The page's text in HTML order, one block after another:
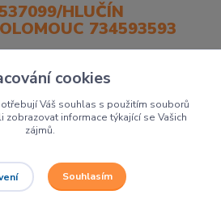
HLUČÍN
734593593
čtyřkolek a skútrů na Severní Moravě to je
cookies
Váš souhlas s použitím souborů
zobrazovat informace týkající se Vašich
zájmů.
Souhlasím